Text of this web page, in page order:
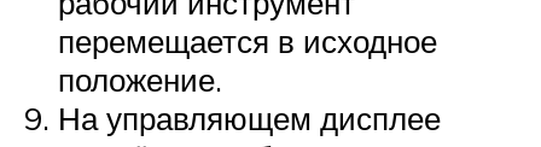
перемещается в исходное
положение.
На управляющем дисплее